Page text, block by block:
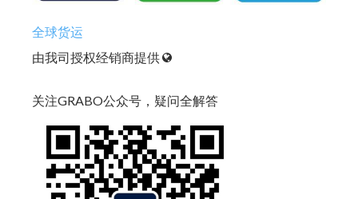
全球货运
由我司授权经销商提供
关注GRABO公众号，疑问全解答